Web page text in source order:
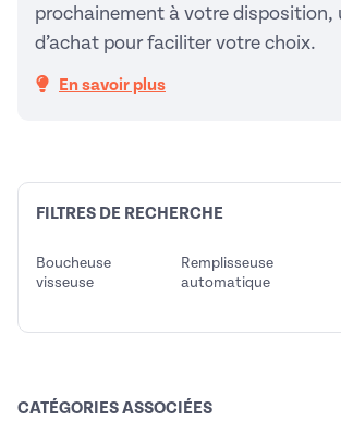
prochainement à votre disposition,
d’achat pour faciliter votre choix.
En savoir plus
FILTRES DE RECHERCHE
Boucheuse
visseuse
Remplisseuse
automatique
CATÉGORIES ASSOCIÉES